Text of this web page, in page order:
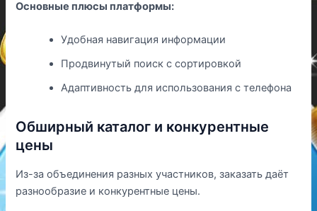
Основные плюсы платформы:
Удобная навигация информации
Продвинутый поиск с сортировкой
Адаптивность для использования с телефона
Обширный каталог и конкурентные
цены
Из-за объединения разных участников, заказать даёт
разнообразие и конкурентные цены.